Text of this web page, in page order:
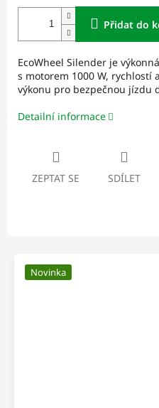
Přidat do
EcoWheel Silender je
s motorem 1000 W, rychlostí
výkonu pro bezpečnou jízdu
Detailní informace
ZEPTAT SE SDÍLET
Novinka